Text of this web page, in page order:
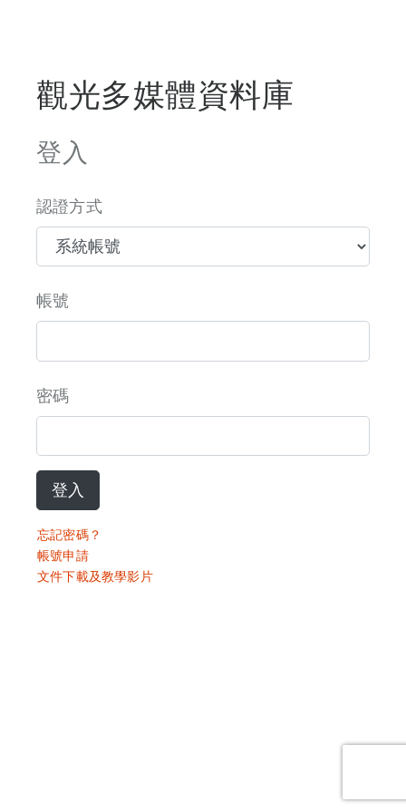
觀光多媒體資料庫
登入
認證方式
帳號
密碼
登入
忘記密碼？
帳號申請
文件下載及教學影片